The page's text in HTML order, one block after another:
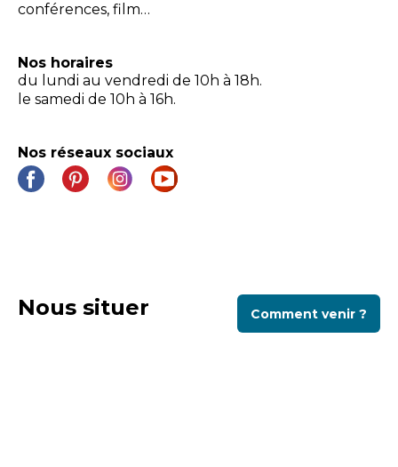
conférences, film…
Nos horaires
du lundi au vendredi de 10h à 18h.
le samedi de 10h à 16h.
Nos réseaux sociaux
Nous situer Comment venir ?